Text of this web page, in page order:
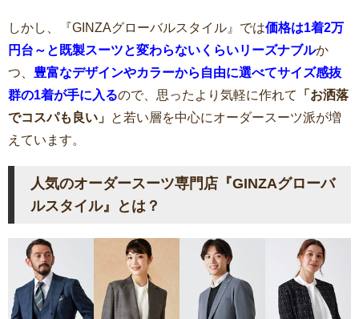
しかし、『GINZAグローバルスタイル』では価格は1着2万
円台～と既製スーツと変わらないくらいリーズナブルか
つ、 豊富なデザインやカラーから自由に選べてサイズ感抜
群の1着が手に入るので、思ったより気軽に作れて
「お洒落
でコスパも良い」 と若い層を中心にオーダースーツ派が増
えています。
人気のオーダースーツ専門店『GINZAグローバ
ルスタイル』とは？